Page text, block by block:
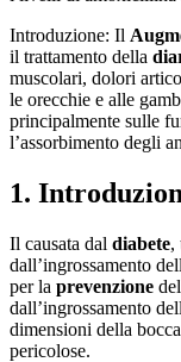
Introduzione: Il
il trattamento della
muscolari, dolori
le orecchie e alle
principalmente sulle
l’assorbimento degli
1.
Il causata dal diabete,
dall’ingrossamento
per la prevenzione
dall’ingrossamento
dimensioni della
pericolose.